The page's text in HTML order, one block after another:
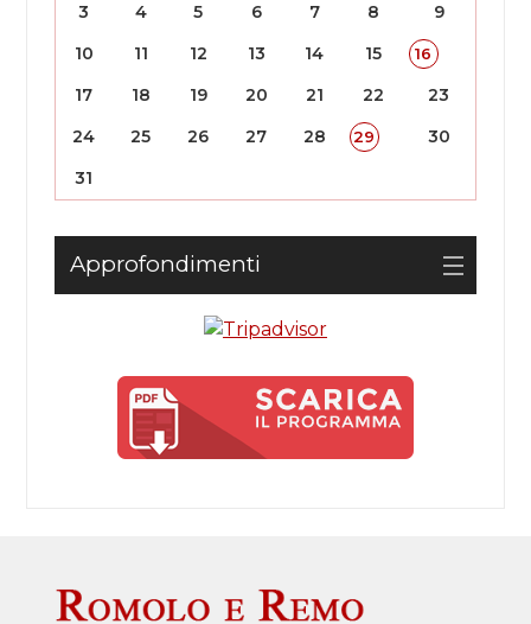
3
4 5 6 7 8
9
10
11 12 13 14 15 16
17 18 19 20 21 22
23
24
25 26 27 28 29
30
31
Approfondimenti